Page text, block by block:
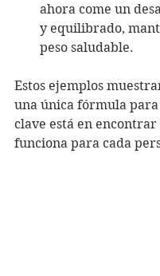
ahora come un
y equilibrado,
peso saludable.
Estos ejemplos
una única fórmula para
clave está en encontrar
funciona para cada